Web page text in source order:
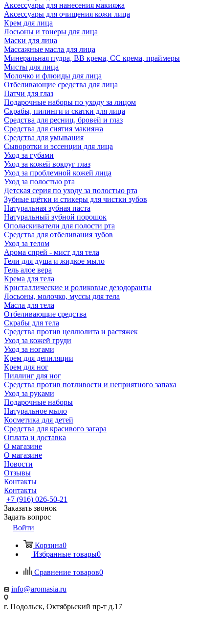
Аксессуары для нанесения макияжа
Аксессуары для очищения кожи лица
Крем для лица
Лосьоны и тонеры для лица
Маски для лица
Массажные масла для лица
Минеральная пудра, BB крема, СС крема, праймеры
Мисты для лица
Молочко и флюиды для лица
Отбеливающие средства для лица
Патчи для глаз
Подарочные наборы по уходу за лицом
Скрабы, пилинги и скатки для лица
Средства для ресниц, бровей и глаз
Средства для снятия макияжа
Средства для умывания
Сыворотки и эссенции для лица
Уход за губами
Уход за кожей вокруг глаз
Уход за проблемной кожей лица
Уход за полостью рта
Детская серия по уходу за полостью рта
Зубные щётки и стикеры для чистки зубов
Натуральная зубная паста
Натуральный зубной порошок
Ополаскиватели для полости рта
Средства для отбеливания зубов
Уход за телом
Арома спрей - мист для тела
Гели для душа и жидкое мыло
Гель алое вера
Крема для тела
Кристаллические и роликовые дезодоранты
Лосьоны, молочко, муссы для тела
Масла для тела
Отбеливающие средства
Скрабы для тела
Средства против целлюлита и растяжек
Уход за кожей груди
Уход за ногами
Крем для депиляции
Крем для ног
Пиллинг для ног
Средства против потливости и неприятного запаха
Уход за руками
Подарочные наборы
Натуральное мыло
Косметика для детей
Средства для красивого загара
Оплата и доставка
О магазине
О магазине
Новости
Отзывы
Контакты
Контакты
+7 (916) 026-50-21
Заказать звонок
Задать вопрос
Войти
Корзина0
Избранные товары0
Сравнение товаров0
info@aromasia.ru
г. Подольск, Октябрьский пр-т д.17